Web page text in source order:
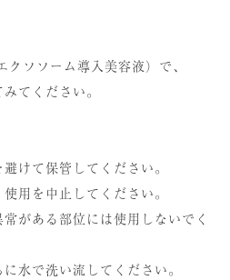
ソソーム導入美容液）で、
てください。
けて保管してください。
用を中止してください。
がある部位には使用しないでく
水で洗い流してください。